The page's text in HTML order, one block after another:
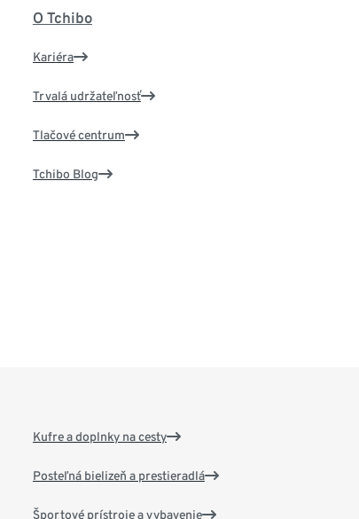
O Tchibo
Kariéra
Trvalá udržateľnosť
Tlačové centrum
Tchibo Blog
Kufre a doplnky na cesty
Posteľná bielizeň a prestieradlá
Športové prístroje a vybavenie